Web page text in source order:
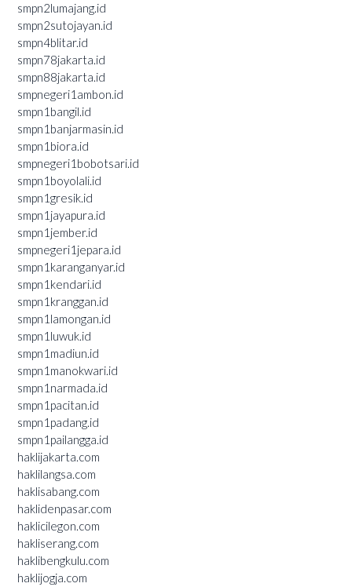
smpn2lumajang.id
smpn2sutojayan.id
smpn4blitar.id
smpn78jakarta.id
smpn88jakarta.id
smpnegeri1ambon.id
smpn1bangil.id
smpn1banjarmasin.id
smpn1biora.id
smpnegeri1bobotsari.id
smpn1boyolali.id
smpn1gresik.id
smpn1jayapura.id
smpn1jember.id
smpnegeri1jepara.id
smpn1karanganyar.id
smpn1kendari.id
smpn1kranggan.id
smpn1lamongan.id
smpn1luwuk.id
smpn1madiun.id
smpn1manokwari.id
smpn1narmada.id
smpn1pacitan.id
smpn1padang.id
smpn1pailangga.id
haklijakarta.com
haklilangsa.com
haklisabang.com
haklidenpasar.com
haklicilegon.com
hakliserang.com
haklibengkulu.com
haklijogja.com